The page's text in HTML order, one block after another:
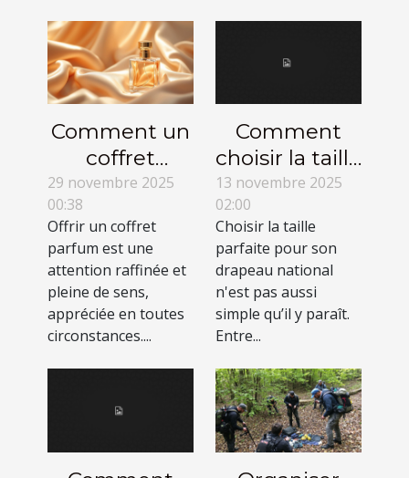
Comment un
coffret
parfum peut
devenir le
cadeau idéal
?
29 novembre 2025
00:38
Offrir un coffret
parfum est une
attention raffinée et
pleine de sens,
appréciée en toutes
circonstances....
Comment
choisir la taille
idéale pour
votre drapeau
national ?
13 novembre 2025
02:00
Choisir la taille
parfaite pour son
drapeau national
n'est pas aussi
simple qu’il y paraît.
Entre...